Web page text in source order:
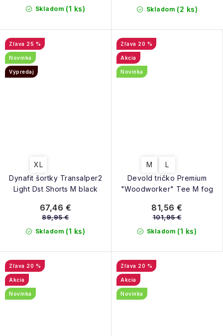
Skladom (1 ks) Skladom (2 ks)
Dynafit šortky Transalper2
Light Dst Shorts M black
25 %
Novinka
Výpredaj
XL
Skladom (1 ks)
67,46 €
89,95 €
Devold tričko Premium
"Woodworker" Tee M fog
20 %
Akcia
Novinka
M L
Skladom (1 ks)
81,56 €
101,95 €
20 %
Akcia
Novinka
20 %
Akcia
Novinka